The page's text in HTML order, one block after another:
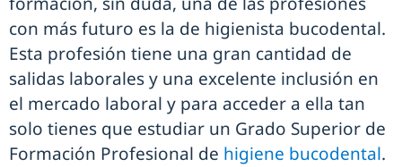
con más futuro es la de higienista bucodental.
Esta profesión tiene una gran cantidad de
salidas laborales y una excelente inclusión en
el mercado laboral y para acceder a ella tan
solo tienes que estudiar un Grado Superior de
Formación Profesional de higiene bucodental.